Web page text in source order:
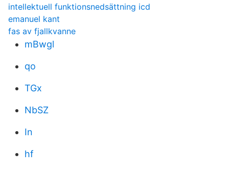
intellektuell funktionsnedsättning icd
emanuel kant
fas av fjallkvanne
mBwgl
qo
TGx
NbSZ
In
hf